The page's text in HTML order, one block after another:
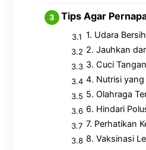
Tips Agar
1. Udara
2. Jauhkan
3. Cuci
4. Nutrisi
5. Olahraga
6. Hindari
7. Perhatikan
8. Vaksinasi